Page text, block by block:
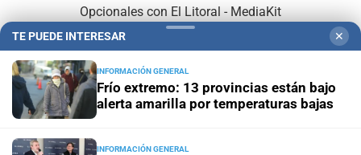
Opcionales con El Litoral - MediaKit
TE PUEDE INTERESAR ✕
INFORMACIÓN GENERAL
Frío extremo: 13 provincias están bajo
alerta amarilla por temperaturas bajas
INFORMACIÓN GENERAL